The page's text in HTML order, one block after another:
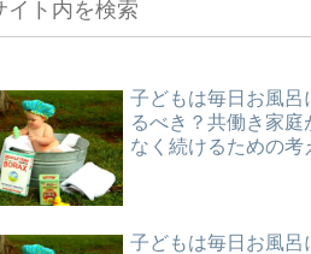
子どもは毎日お風呂
るべき？共働き家庭
なく続けるための考
子どもは毎日お風呂